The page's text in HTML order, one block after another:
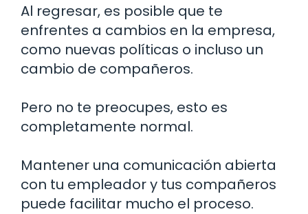
Al regresar, es posible que te
enfrentes a cambios en la empresa,
como nuevas políticas o incluso un
cambio de compañeros.
Pero no te preocupes, esto es
completamente normal.
Mantener una comunicación abierta
con tu empleador y tus compañeros
puede facilitar mucho el proceso.